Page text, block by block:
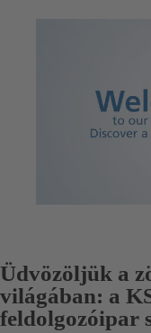
Üdvözöljük a
világában: a
feldolgozóipar